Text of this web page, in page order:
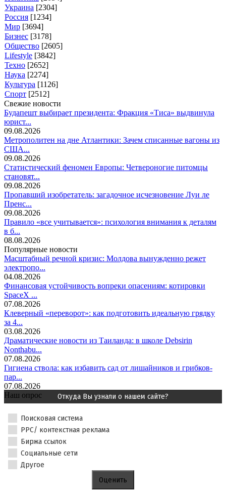
Украина [2304]
Россия [1234]
Мир [3694]
Бизнес [3178]
Общество [2605]
Lifestyle [3842]
Техно [2652]
Наука [2274]
Культура [1126]
Спорт [2512]
Свежие новости
Будапешт выбирает президента: Фракция «Тиса» выдвинула
юрист...
09.08.2026
Метрополитен на дне Атлантики: Зачем списанные вагоны из
США...
09.08.2026
Статистический феномен Европы: Четвероногие питомцы
становят...
09.08.2026
Пропавший изобретатель: загадочное исчезновение Луи ле
Пренс...
09.08.2026
Правило «все учитывается»: психология внимания к деталям
в б...
08.08.2026
Популярные новости
Масштабный речной кризис: Молдова вынужденно режет
электропо...
04.08.2026
Финансовая устойчивость вопреки опасениям: котировки
SpaceX ...
07.08.2026
Клеверный «переворот»: как подготовить идеальную грядку
за 4...
03.08.2026
Драматические новости из Таиланда: в школе Debsirin
Nonthabu...
07.08.2026
Гигиена ствола: как избавить сад от лишайников и грибков-
пар...
07.08.2026
Наш опрос
Откуда Вы узнали о нашем сайте?
Поисковая система
PPC/ контекстная реклама
Биржа ссылок
Социальные сети
Другое